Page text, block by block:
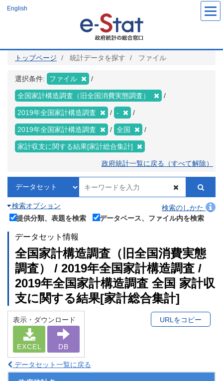
ツ
English
トップページ 統計データを探す ファイル
選択条件: ファイル
全国家計構造調査（旧全国消費実態調査）
2019年全国家計構造調査 -
2019年全国家計構造調査 全国
家計収支に関する結果[家計総合集計]
政府統計一覧に戻る（すべて解除）
検索オプション
検索のしかた
提供分類、表題を検索
データベース、ファイル内を検索
データセット情報
全国家計構造調査（旧全国消費実態
調査） / 2019年全国家計構造調査 /
2019年全国家計構造調査 全国 家計収
支に関する結果[家計総合集計]
表示・ダウンロード
EXCEL DB
URLをコピー
データセット一覧に戻る